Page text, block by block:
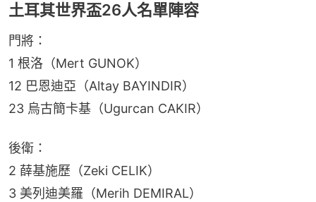
土耳其世界盃26人名單陣容
門將：
1 根洛（Mert GUNOK）
12 巴恩迪亞（Altay BAYINDIR）
23 烏古簡卡基（Ugurcan CAKIR）
後衛：
2 薛基施歷（Zeki CELIK）
3 美列迪美羅（Merih DEMIRAL）